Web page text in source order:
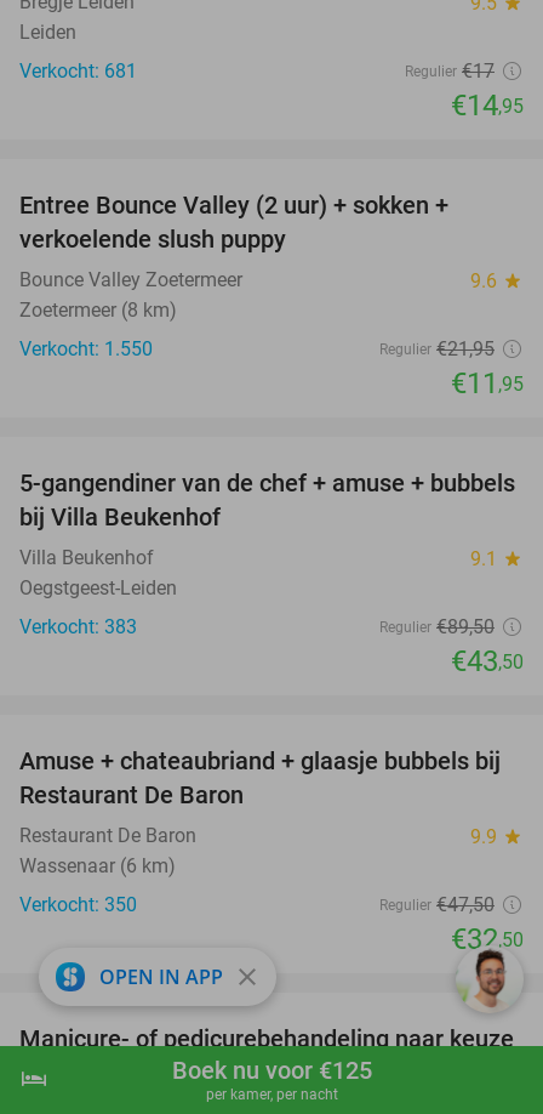
shopping_cart Boek nu
hotel Boek nu voor €125
per kamer, per nacht
Leiden
Verkocht: 681
Regulier €17
€14,95
Entree Bounce Valley (2 uur) + sokken +
verkoelende slush puppy
Bounce Valley Zoetermeer 9.6 star
Zoetermeer (8 km)
Verkocht: 1.550
Regulier €21,95
€11 ,95
51%
5-gangendiner van de chef + amuse + bubbels
bij Villa Beukenhof
Villa Beukenhof 9.1 star
Oegstgeest-Leiden
Verkocht: 383
Regulier €89,50
€43,50
32%
Amuse + chateaubriand + glaasje bubbels bij
Restaurant De Baron
Restaurant De Baron 9.9 star
Wassenaar (6 km)
Verkocht: 350
Regulier €47,50
€32,50
37%
favorite_border
Manicure- of pedicurebehandeling naar keuze
en/of gellak (30 tot 60 min)
OPEN IN APP close